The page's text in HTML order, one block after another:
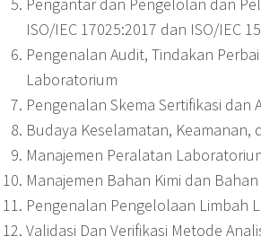
ISO/IEC 17025:2017 dan ISO/IEC
Pengenalan Audit, Tindakan
Laboratorium
Pengenalan Skema Sertifikasi dan
Budaya Keselamatan,
Manajemen Peralatan
Manajemen Bahan Kimi dan
Pengenalan Pengelolaan Limbah
Validasi Dan Verifikasi Metode